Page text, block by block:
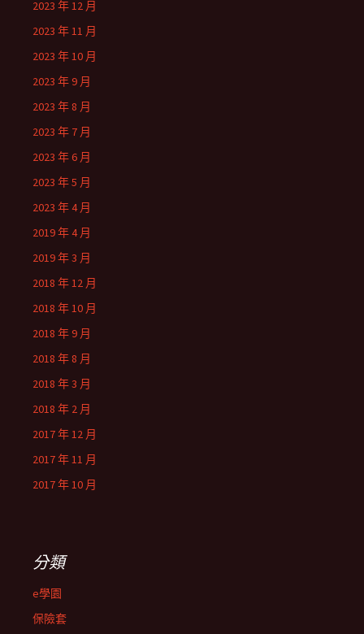
2023 年 12 月
2023 年 11 月
2023 年 10 月
2023 年 9 月
2023 年 8 月
2023 年 7 月
2023 年 6 月
2023 年 5 月
2023 年 4 月
2019 年 4 月
2019 年 3 月
2018 年 12 月
2018 年 10 月
2018 年 9 月
2018 年 8 月
2018 年 3 月
2018 年 2 月
2017 年 12 月
2017 年 11 月
2017 年 10 月
分類
e學園
保險套